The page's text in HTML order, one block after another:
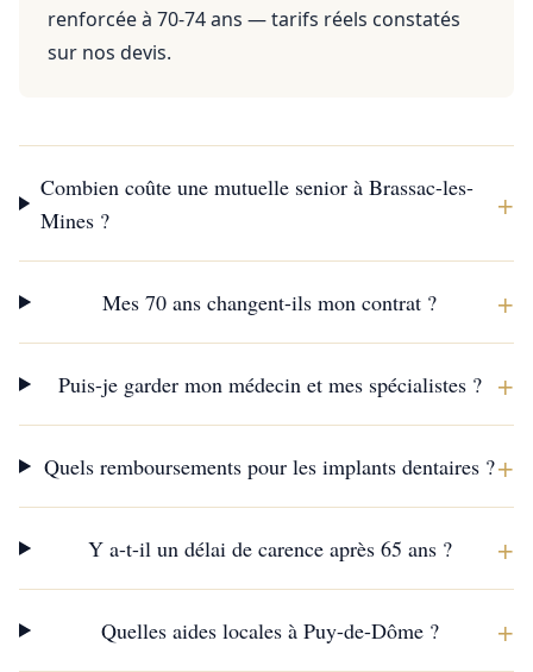
renforcée à 70-74 ans — tarifs réels constatés
sur nos devis.
Combien coûte une mutuelle senior à Brassac-les-
Mines ?
+
Mes 70 ans changent-ils mon contrat ? +
Puis-je garder mon médecin et mes spécialistes ? +
Quels remboursements pour les implants dentaires ?+
Y a-t-il un délai de carence après 65 ans ? +
Quelles aides locales à Puy-de-Dôme ? +